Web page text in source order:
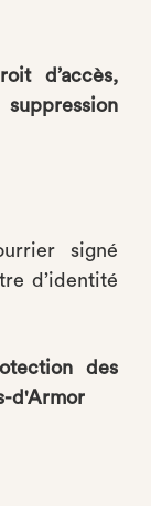
d’accès,
signé
d’identité
des
d'Armor